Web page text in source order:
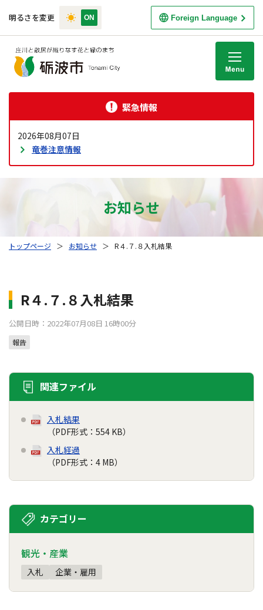
明るさを変更 Foreign Language
緊急情報
2026年08月07日
竜巻注意情報
お知らせ
トップページ ＞ お知らせ ＞ R４.７.８入札結果
R４.７.８入札結果
公開日時：2022年07月08日 16時00分
報告
関連ファイル
入札結果
（PDF形式：554 KB）
入札経過
（PDF形式：4 MB）
カテゴリー
観光・産業
入札 企業・雇用